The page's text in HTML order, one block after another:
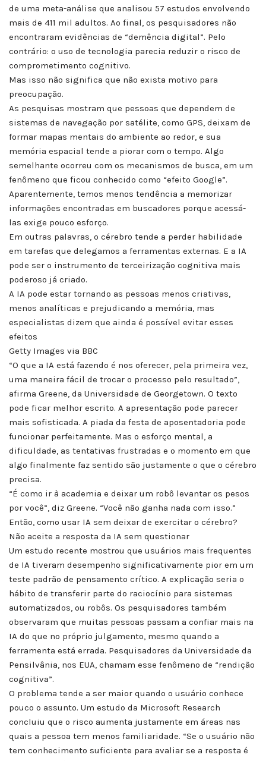
de uma meta-análise que analisou 57 estudos envolvendo
mais de 411 mil adultos. Ao final, os pesquisadores não
encontraram evidências de “demência digital”. Pelo
contrário: o uso de tecnologia parecia reduzir o risco de
comprometimento cognitivo.
Mas isso não significa que não exista motivo para
preocupação.
As pesquisas mostram que pessoas que dependem de
sistemas de navegação por satélite, como GPS, deixam de
formar mapas mentais do ambiente ao redor, e sua
memória espacial tende a piorar com o tempo. Algo
semelhante ocorreu com os mecanismos de busca, em um
fenômeno que ficou conhecido como “efeito Google”.
Aparentemente, temos menos tendência a memorizar
informações encontradas em buscadores porque acessá-
las exige pouco esforço.
Em outras palavras, o cérebro tende a perder habilidade
em tarefas que delegamos a ferramentas externas. E a IA
pode ser o instrumento de terceirização cognitiva mais
poderoso já criado.
A IA pode estar tornando as pessoas menos criativas,
menos analíticas e prejudicando a memória, mas
especialistas dizem que ainda é possível evitar esses
efeitos
Getty Images via BBC
“O que a IA está fazendo é nos oferecer, pela primeira vez,
uma maneira fácil de trocar o processo pelo resultado”,
afirma Greene, da Universidade de Georgetown. O texto
pode ficar melhor escrito. A apresentação pode parecer
mais sofisticada. A piada da festa de aposentadoria pode
funcionar perfeitamente. Mas o esforço mental, a
dificuldade, as tentativas frustradas e o momento em que
algo finalmente faz sentido são justamente o que o cérebro
precisa.
“É como ir à academia e deixar um robô levantar os pesos
por você”, diz Greene. “Você não ganha nada com isso.”
Então, como usar IA sem deixar de exercitar o cérebro?
Não aceite a resposta da IA sem questionar
Um estudo recente mostrou que usuários mais frequentes
de IA tiveram desempenho significativamente pior em um
teste padrão de pensamento crítico. A explicação seria o
hábito de transferir parte do raciocínio para sistemas
automatizados, ou robôs. Os pesquisadores também
observaram que muitas pessoas passam a confiar mais na
IA do que no próprio julgamento, mesmo quando a
ferramenta está errada. Pesquisadores da Universidade da
Pensilvânia, nos EUA, chamam esse fenômeno de “rendição
cognitiva”.
O problema tende a ser maior quando o usuário conhece
pouco o assunto. Um estudo da Microsoft Research
concluiu que o risco aumenta justamente em áreas nas
quais a pessoa tem menos familiaridade. “Se o usuário não
tem conhecimento suficiente para avaliar se a resposta é